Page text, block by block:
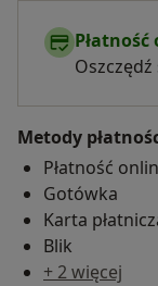
Metody
Płatność
Gotówka
Karta
Blik
+ 2 więcej